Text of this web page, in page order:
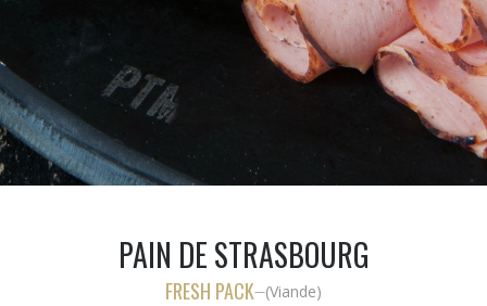
PAIN DE STRASBOURG
FRESH PACK—(Viande)